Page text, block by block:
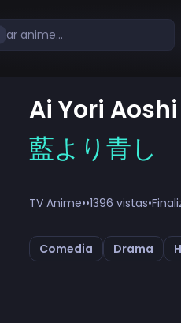
Ai Yori
藍より青し
TV Anime••1396 vistas•
Comedia Drama